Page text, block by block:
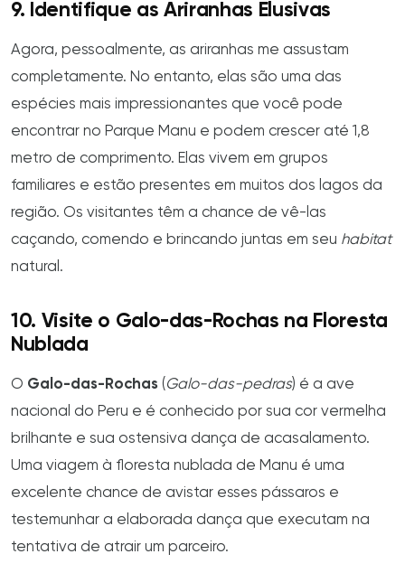
9. Identifique as Ariranhas Elusivas
Agora, pessoalmente, as ariranhas me assustam
completamente. No entanto, elas são uma das
espécies mais impressionantes que você pode
encontrar no Parque Manu e podem crescer até 1,8
metro de comprimento. Elas vivem em grupos
familiares e estão presentes em muitos dos lagos da
região. Os visitantes têm a chance de vê-las
caçando, comendo e brincando juntas em seu habitat
natural.
10. Visite o Galo-das-Rochas na Floresta
Nublada
O Galo-das-Rochas (Galo-das-pedras) é a ave
nacional do Peru e é conhecido por sua cor vermelha
brilhante e sua ostensiva dança de acasalamento.
Uma viagem à floresta nublada de Manu é uma
excelente chance de avistar esses pássaros e
testemunhar a elaborada dança que executam na
tentativa de atrair um parceiro.